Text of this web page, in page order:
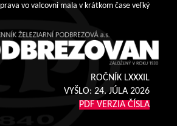
vo valcovni mala v krátkom čase veľký
ROČNÍK LXXXIL
VYŠLO: 24. JÚLA 2026
PDF VERZIA ČÍSLA